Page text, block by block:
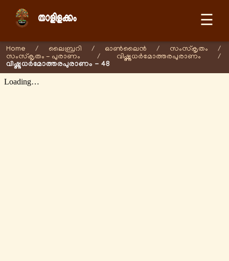
☰
Home / ലൈബ്രറി / ഓണ്‍ലൈന്‍ / സംസ്കൃതം
/
സംസ്കൃതം - പുരാണം
/ വിഷ്ണുധർമോത്തരപുരാണം /
വിഷ്ണുധർമോത്തരപുരാണം - 48